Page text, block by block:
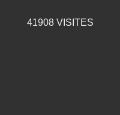
41908VISITES